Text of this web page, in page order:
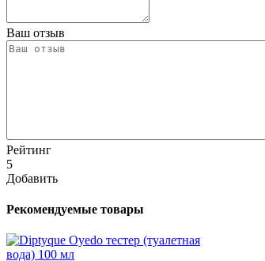
Ваш отзыв
Рейтинг
5
Добавить
Рекомендуемые товары